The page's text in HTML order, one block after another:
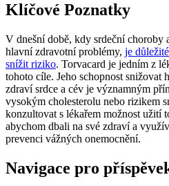
Klíčové Poznatky
V dnešní době, kdy srdeční choroby
hlavní zdravotní problémy, je
snížit riziko. Torvacard je jedním z
tohoto cíle. Jeho schopnost snižovat
zdraví srdce a cév je významným
vysokým cholesterolu nebo rizikem
konzultovat s lékařem možnost užití
abychom dbali na své zdraví a
prevenci vážných onemocnění.
Navigace pro